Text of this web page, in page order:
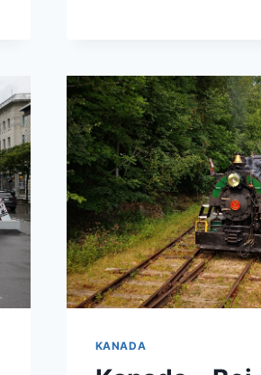
KANADA